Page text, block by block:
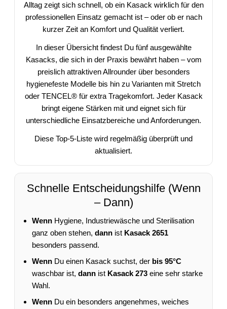
Alltag zeigt sich schnell, ob ein Kasack wirklich für den
professionellen Einsatz gemacht ist – oder ob er nach
kurzer Zeit an Komfort und Qualität verliert.
In dieser Übersicht findest Du fünf ausgewählte
Kasacks, die sich in der Praxis bewährt haben – vom
preislich attraktiven Allrounder über besonders
hygienefeste Modelle bis hin zu Varianten mit Stretch
oder TENCEL® für extra Tragekomfort. Jeder Kasack
bringt eigene Stärken mit und eignet sich für
unterschiedliche Einsatzbereiche und Anforderungen.
Diese Top-5-Liste wird regelmäßig überprüft und
aktualisiert.
Schnelle Entscheidungshilfe (Wenn
– Dann)
Wenn Hygiene, Industriewäsche und Sterilisation
ganz oben stehen, dann ist Kasack 2651
besonders passend.
Wenn Du einen Kasack suchst, der bis 95°C
waschbar ist, dann ist Kasack 273 eine sehr starke
Wahl.
Wenn Du ein besonders angenehmes, weiches